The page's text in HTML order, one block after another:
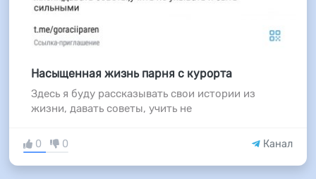
Насыщенная жизнь парня с курорта
Здесь я буду рассказывать свои истории из
жизни, давать советы, учить не
0 0 Канал